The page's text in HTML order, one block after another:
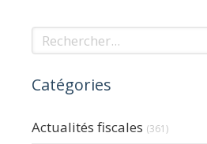
Rechercher
Catégories
Actualités fiscales (361)